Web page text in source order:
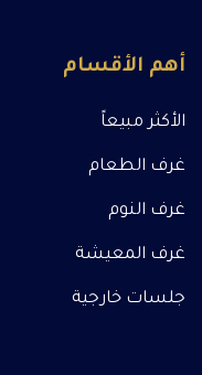
أهم الأقسام
الأكثر مبيعاً
غرف الطعام
غرف النوم
غرف المعيشة
جلسات خارجية